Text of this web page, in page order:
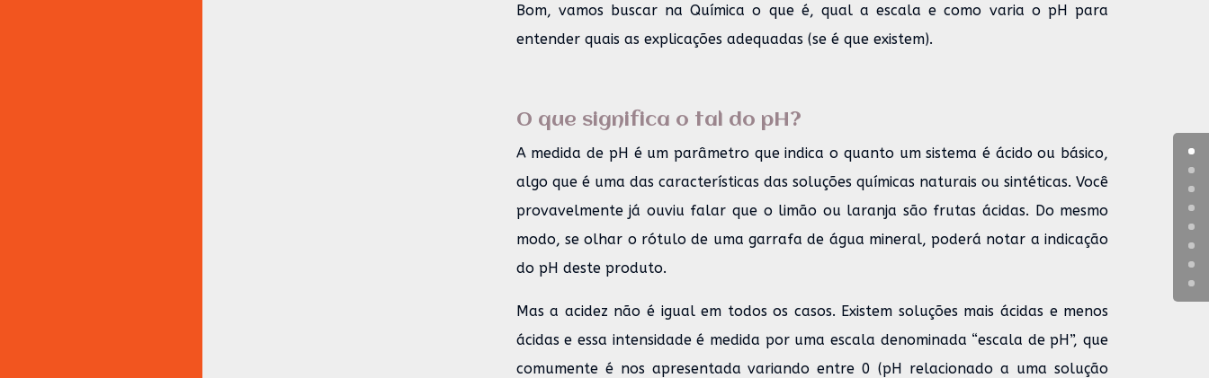
Bom, vamos buscar na Química o que é, qual a escala e como varia o pH para
entender quais as explicações adequadas (se é que existem).
O que significa o tal do pH?
A medida de pH é um parâmetro que indica o quanto um sistema é ácido ou básico,
algo que é uma das características das soluções químicas naturais ou sintéticas. Você
provavelmente já ouviu falar que o limão ou laranja são frutas ácidas. Do mesmo
modo, se olhar o rótulo de uma garrafa de água mineral, poderá notar a indicação
do pH deste produto.
Mas a acidez não é igual em todos os casos. Existem soluções mais ácidas e menos
ácidas e essa intensidade é medida por uma escala denominada “escala de pH”, que
comumente é nos apresentada variando entre 0 (pH relacionado a uma solução